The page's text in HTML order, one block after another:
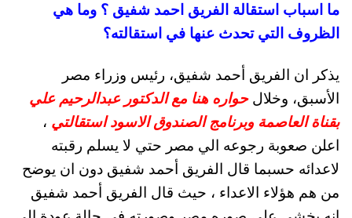
ما اسباب استقالة الفريق احمد شفيق ؟ وما هي
الظروف التي تحدث عنها في استقالته؟
يذكر ان الفريق أحمد شفيق، رئيس وزراء مصر
الأسبق، وخلال حواره هنا مع الدكتور عبدالرحيم علي
بقناة العاصمة وبرنامج الصندوق الاسود استقالتي ،
اعلن صعوبة رجوعه الي مصر حتي لا يسلم رقبته
لاعدائه حسبما قال الفريق أحمد شفيق دون ان يوضح
من هم هؤلاء الاعداء ، حيث قال الفريق أحمد شفيق